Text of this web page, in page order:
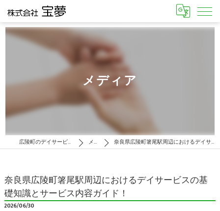
メディア
広陵町のデイサービスはリハビリ処 FreeStyle メディア 奈良県広陵町箸尾駅周辺におけるデイサービスの基礎知識とサービス内容ガイド！
奈良県広陵町箸尾駅周辺におけるデイサービスの基
礎知識とサービス内容ガイド！
2026/06/30